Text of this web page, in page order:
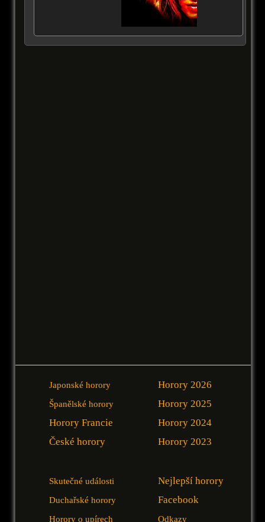
Japonské horory
Španělské horory
Horory Francie
České horory
Horory 2026
Horory 2025
Horory 2024
Horory 2023
Skutečné události
Duchařské horory
Horory o upírech
Nejlepší horory
Facebook
Odkazy